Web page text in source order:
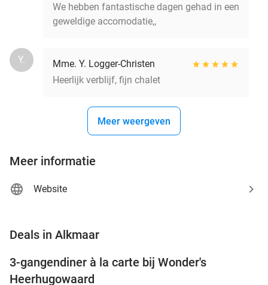
We hebben fantastische dagen gehad in een
geweldige accomodatie,,
Y.
Mme. Y. Logger-Christen
Heerlijk verblijf, fijn chalet
Meer weergeven
Meer informatie
Website
Deals in Alkmaar
3-gangendiner à la carte bij Wonder's
Heerhugowaard